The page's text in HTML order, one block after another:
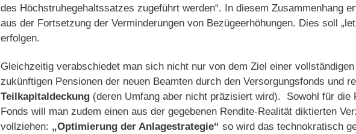
des Höchstruhegehaltssatzes zugeführt werden“. In diesem Zusammenhang
aus der Fortsetzung der Verminderungen von Bezügeerhöhungen. Dies soll
erfolgen.
Gleichzeitig verabschiedet man sich nicht nur von dem Ziel einer
zukünftigen Pensionen der neuen Beamten durch den Versorgungsfonds und
Teilkapitaldeckung (deren Umfang aber nicht präzisiert wird). Sowohl für die
Fonds will man zudem einen aus der gegebenen Rendite-Realität diktierten
vollziehen: „Optimierung der Anlagestrategie“ so wird das technokratisch